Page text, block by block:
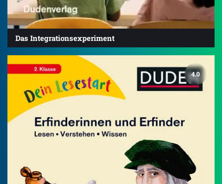
Das Integrationsexperiment
4.0